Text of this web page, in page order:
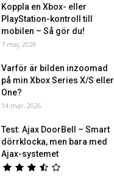
Koppla en Xbox- eller
PlayStation-kontroll till
mobilen – Så gör du!
7 maj, 2026
Varför är bilden inzoomad
på min Xbox Series X/S eller
One?
14 mar, 2026
Test: Ajax DoorBell – Smart
dörrklocka, men bara med
Ajax-systemet